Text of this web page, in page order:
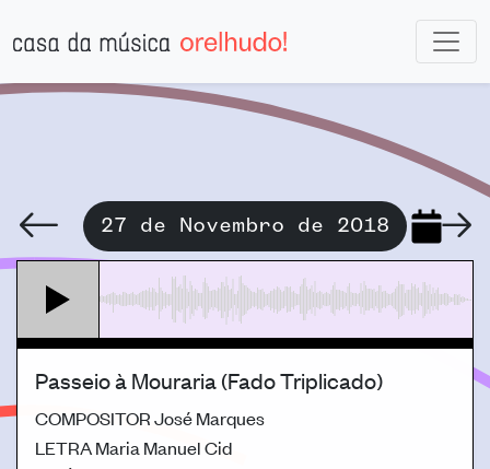
27 de Novembro de 2018
Passeio à Mouraria (Fado Triplicado)
COMPOSITORJosé Marques
LETRAMaria Manuel Cid